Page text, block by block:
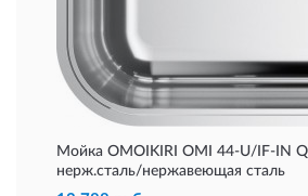
Мойка OMOIKIRI OMI 44-U/IF-IN
нерж.сталь/нержавеющая сталь